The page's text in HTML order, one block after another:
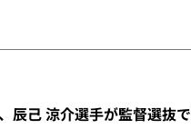
辰己 涼介選手が監督選抜